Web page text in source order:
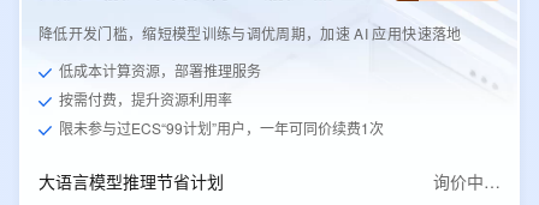
降低开发门槛，缩短模型训练与调优周期，加速 AI 应用快速落地
低成本计算资源，部署推理服务
按需付费，提升资源利用率
限未参与过ECS“99计划”用户，一年可同价续费1次
大语言模型推理节省计划 询价中…